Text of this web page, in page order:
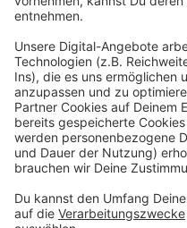
Video
Mehr
powered by
Joe ist gesetzestreu.
ertragen, dass um ihn
geschieht. Und deshalb
Anzeige
©Copyright: